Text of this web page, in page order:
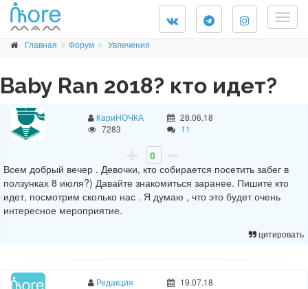
Главная Форум Увлечения
Baby Ran 2018? кто идет?
КариНОЧКА
28.06.18
7283
11
0
Всем добрый вечер . Девочки, кто собирается посетить забег в
ползунках 8 июля?) Давайте знакомиться заранее. Пишите кто
идет, посмотрим сколько нас . Я думаю , что это будет очень
интересное мероприятие.
цитировать
Редакция 19.07.18